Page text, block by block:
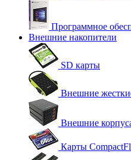
Программное
Внешние накопители
SD карты
Внешние
Внешние
Карты